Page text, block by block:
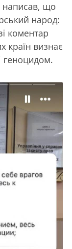
написав, що
народ:
коментар
країн визнає
геноцидом.